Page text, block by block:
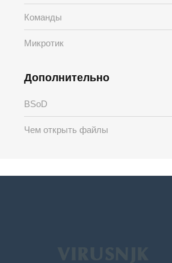
Команды
Микротик
Дополнительно
BSoD
Чем открыть файлы